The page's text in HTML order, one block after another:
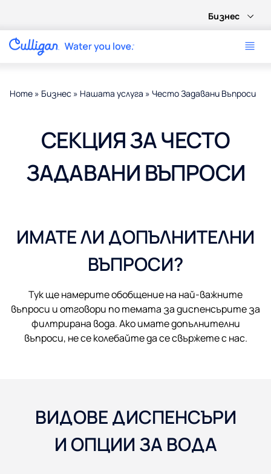
Бизнес
Home » Бизнес » Нашата услуга » Често Задавани Въпроси
СЕКЦИЯ ЗА ЧЕСТО
ЗАДАВАНИ ВЪПРОСИ
ИМАТЕ ЛИ ДОПЪЛНИТЕЛНИ
ВЪПРОСИ?
Тук ще намерите обобщение на най-важните
въпроси и отговори по темата за диспенсърите за
филтрирана вода. Ако имате допълнителни
въпроси, не се колебайте да се свържете с нас.
ВИДОВЕ ДИСПЕНСЪРИ
И ОПЦИИ ЗА ВОДА